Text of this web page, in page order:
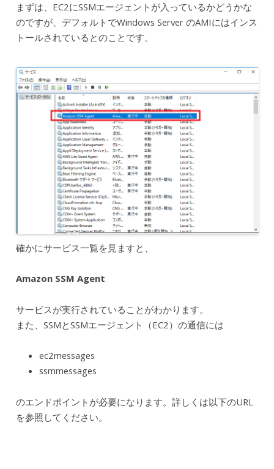
まずは、EC2にSSMエージェントが入っているかどうかな
のですが、デフォルトでWindows Server のAMIにはインス
トールされているとのことです。
確かにサービス一覧を見ますと、
Amazon SSM Agent
サービスが実行されていることがわかります。
また、SSMとSSMエージェント（EC2）の通信には
ec2messages
ssmmessages
のエンドポイントが必要になります。詳しくは以下のURL
を参照してください。